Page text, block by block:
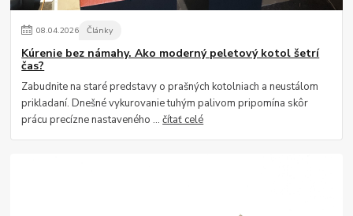
08.04.2026 Články
Kúrenie bez námahy. Ako moderný peletový kotol šetrí
čas?
Zabudnite na staré predstavy o prašných kotolniach a neustálom
prikladaní. Dnešné vykurovanie tuhým palivom pripomína skôr
prácu precízne nastaveného ...čítať celé